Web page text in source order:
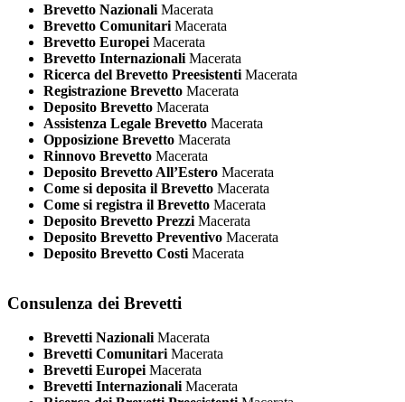
Brevetto Nazionali Macerata
Brevetto Comunitari Macerata
Brevetto Europei Macerata
Brevetto Internazionali Macerata
Ricerca del Brevetto Preesistenti Macerata
Registrazione Brevetto Macerata
Deposito Brevetto Macerata
Assistenza Legale Brevetto Macerata
Opposizione Brevetto Macerata
Rinnovo Brevetto Macerata
Deposito Brevetto All’Estero Macerata
Come si deposita il Brevetto Macerata
Come si registra il Brevetto Macerata
Deposito Brevetto Prezzi Macerata
Deposito Brevetto Preventivo Macerata
Deposito Brevetto Costi Macerata
Consulenza dei Brevetti
Brevetti Nazionali Macerata
Brevetti Comunitari Macerata
Brevetti Europei Macerata
Brevetti Internazionali Macerata